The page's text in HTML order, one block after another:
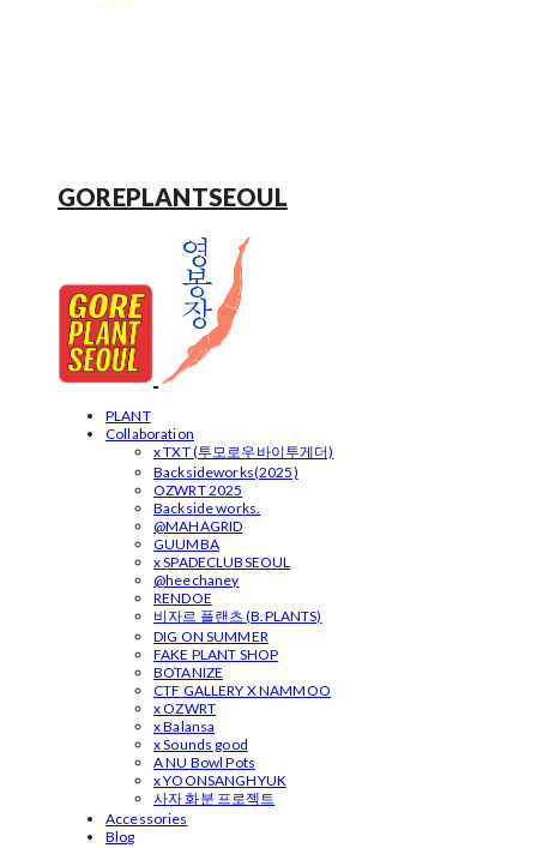
GOREPLANTSEOUL
PLANT
Collaboration
x TXT (투모로우바이투게더)
Backsideworks(2025)
OZWRT 2025
Backside works.
@MAHAGRID
GUUMBA
x SPADECLUBSEOUL
@heechaney
RENDOE
비자르 플랜츠 (B.PLANTS)
DIG ON SUMMER
FAKE PLANT SHOP
BOTANIZE
CTF GALLERY X NAMMOO
x OZWRT
x Balansa
x Sounds good
A NU Bowl Pots
x YOONSANGHYUK
사자 화분 프로젝트
Accessories
Blog